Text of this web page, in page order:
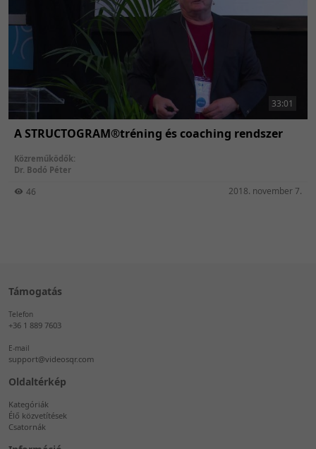
33:01
A STRUCTOGRAM®tréning és coaching rendszer
Közreműködők:
Dr. Bodó Péter
46 2018. november 7.
Támogatás
Telefon
+36 1 889 7603
E-mail
support@videosqr.com
Oldaltérkép
Kategóriák
Élő közvetítések
Csatornák